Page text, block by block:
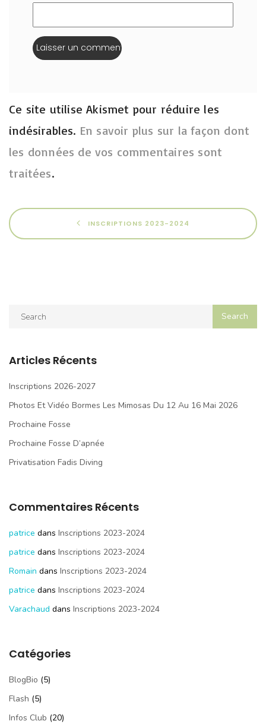
Ce site utilise Akismet pour réduire les
indésirables. En savoir plus sur la façon dont
les données de vos commentaires sont
traitées.
INSCRIPTIONS 2023-2024
Articles Récents
Inscriptions 2026-2027
Photos Et Vidéo Bormes Les Mimosas Du 12 Au 16 Mai 2026
Prochaine Fosse
Prochaine Fosse D’apnée
Privatisation Fadis Diving
Commentaires Récents
patrice dans Inscriptions 2023-2024
patrice dans Inscriptions 2023-2024
Romain dans Inscriptions 2023-2024
patrice dans Inscriptions 2023-2024
Varachaud dans Inscriptions 2023-2024
Catégories
BlogBio (5)
Flash (5)
Infos Club (20)